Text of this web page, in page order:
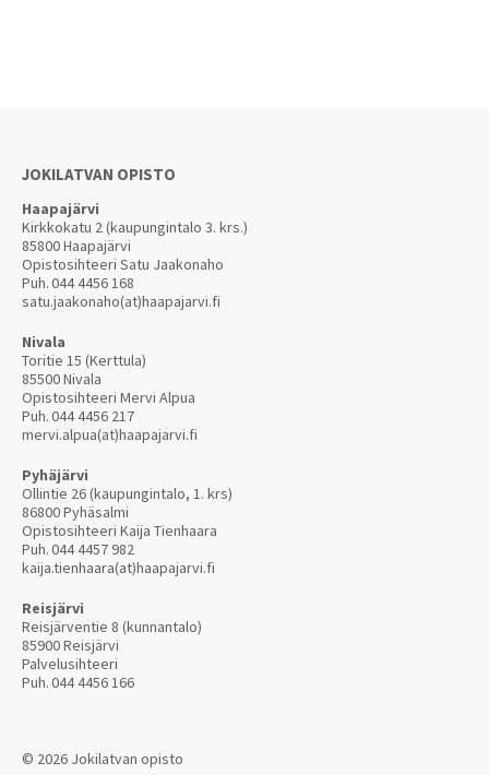
JOKILATVAN OPISTO
Haapajärvi
Kirkkokatu 2 (kaupungintalo 3. krs.)
85800 Haapajärvi
Opistosihteeri Satu Jaakonaho
Puh.044 4456 168
satu.jaakonaho(at)haapajarvi.fi
Nivala
Toritie 15 (Kerttula)
85500 Nivala
Opistosihteeri Mervi Alpua
Puh.044 4456 217
mervi.alpua(at)haapajarvi.fi
Pyhäjärvi
Ollintie 26 (kaupungintalo, 1. krs)
86800 Pyhäsalmi
Opistosihteeri Kaija Tienhaara
Puh.044 4457 982
kaija.tienhaara(at)haapajarvi.fi
Reisjärvi
Reisjärventie 8 (kunnantalo)
85900 Reisjärvi
Palvelusihteeri
Puh.044 4456 166
© 2026 Jokilatvan opisto